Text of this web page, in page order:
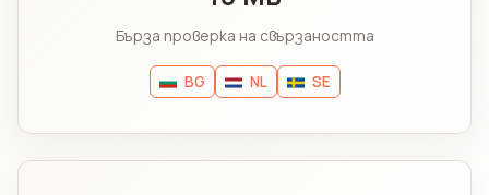
Бърза проверка на свързаността
BG NL SE